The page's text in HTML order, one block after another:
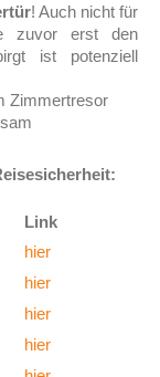
! Auch nicht für
zuvor erst den
ist potenziell
Zimmertresor
Link
hier
hier
hier
hier